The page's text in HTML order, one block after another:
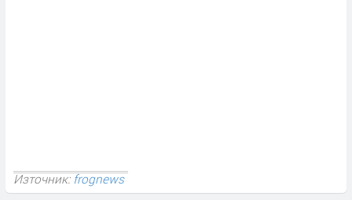
Източник: frognews